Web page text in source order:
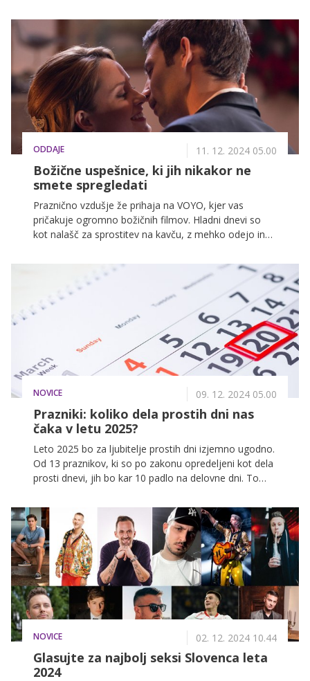
boste preživeli v dobri družbi, ob filmih, ki osvetljujejo
slovensko kulturo. Spodaj vas čaka spored filmov, ki
jih enostavno ne smete zamuditi!
ODDAJE 11. 12. 2024 05.00
Božične uspešnice, ki jih nikakor ne
smete spregledati
Praznično vzdušje že prihaja na VOYO, kjer vas
pričakuje ogromno božičnih filmov. Hladni dnevi so
kot nalašč za sprostitev na kavču, z mehko odejo in
čarobne božične zgodbe, ki nas opominjajo na
pomen družine in skupnosti. Od klasičnih božičnih
komedij do ganljivih dram – vsakdo bo našel nekaj
zase. Za vas smo pripravili seznam vseh filmov, ki jih
letos ne smete spregledati.
NOVICE 09. 12. 2024 05.00
Prazniki: koliko dela prostih dni nas
čaka v letu 2025?
Leto 2025 bo za ljubitelje prostih dni izjemno ugodno.
Od 13 praznikov, ki so po zakonu opredeljeni kot dela
prosti dnevi, jih bo kar 10 padlo na delovne dni. To
NOVICE 02. 12. 2024 10.44
Glasujte za najbolj seksi Slovenca leta
2024